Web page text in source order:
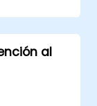
al
del
IA.
al